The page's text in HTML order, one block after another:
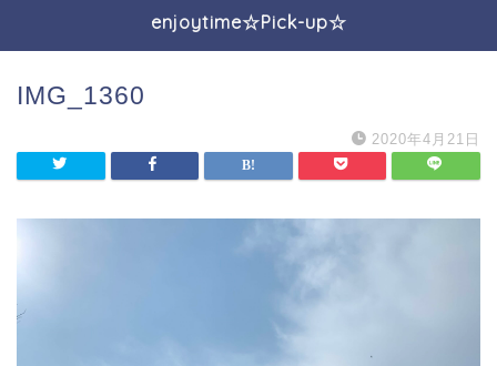
enjoytime☆Pick-up☆
IMG_1360
2020年4月21日